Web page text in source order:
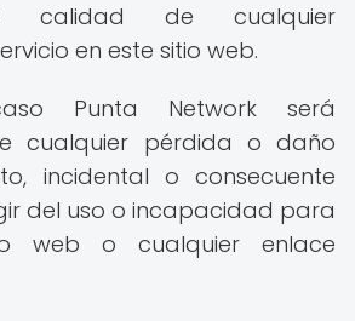
calidad de cualquier
en este sitio web.
Punta Network será
cualquier pérdida o daño
incidental o consecuente
del uso o incapacidad para
web o cualquier enlace